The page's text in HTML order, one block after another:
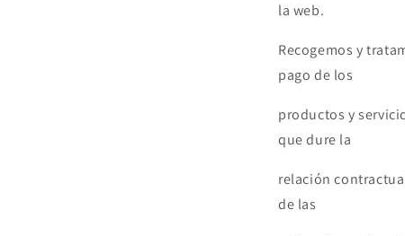
la web.
Recogemos y
pago de los
productos y
que dure la
relación
de las